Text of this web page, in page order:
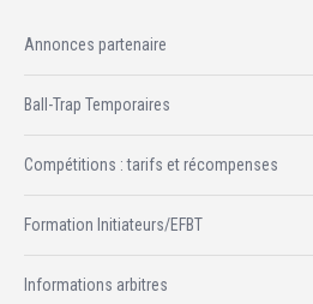
Annonces partenaire
Ball-Trap Temporaires
Compétitions : tarifs et récompenses
Formation Initiateurs/EFBT
Informations arbitres